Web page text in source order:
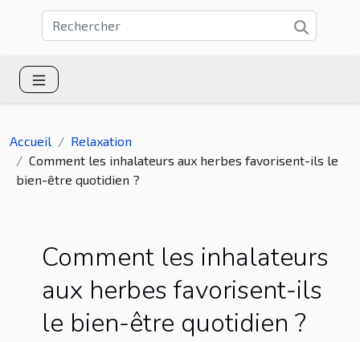
Accueil
Relaxation
Comment les inhalateurs aux herbes favorisent-ils le
bien-être quotidien ?
Comment les inhalateurs
aux herbes favorisent-ils
le bien-être quotidien ?